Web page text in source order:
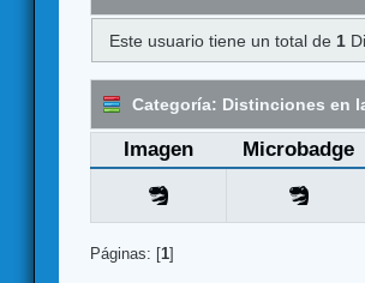
Este usuario tiene un total de 1
Categoría: Distinciones en
Imagen Microbadge
Páginas: [1]